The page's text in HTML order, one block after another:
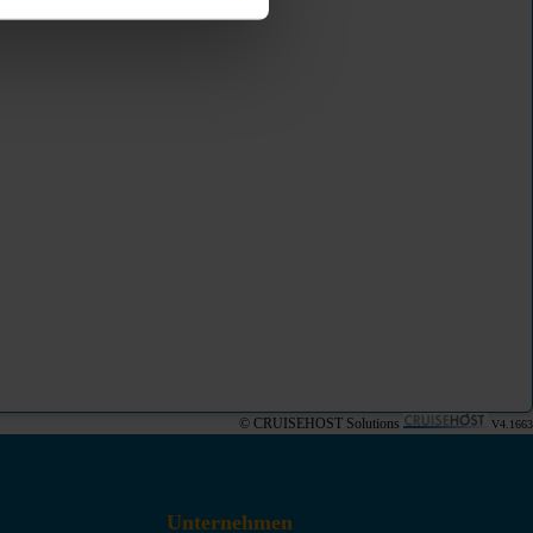
© CRUISEHOST Solutions V4.1663
Unternehmen